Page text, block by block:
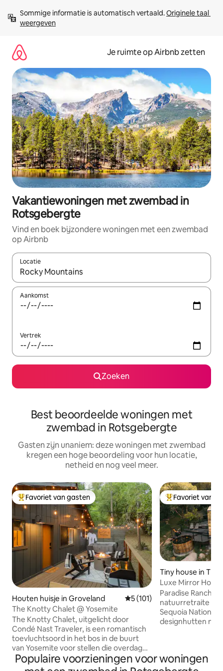
direct
naar
Sommige informatie is automatisch vertaald. Originele taal
weergeven
Je ruimte op Airbnb zetten
Vakantiewoningen met zwembad in
Rotsgebergte
Vind en boek bijzondere woningen met een zwembad
op Airbnb
Locatie
Wanneer er suggesties beschikbaar zijn, maak je een keuze
Aankomst
Vertrek
Zoeken
Best beoordeelde woningen met
zwembad in Rotsgebergte
Gasten zijn unaniem: deze woningen met zwembad
kregen een hoge beoordeling voor hun locatie,
netheid en nog veel meer.
Topfavoriet van gasten
Favoriet van gasten
Houten huisje in Groveland Gemiddelde beoordeling
5 (101)
The Knotty Chalet @ Yosemite
The Knotty Chalet, uitgelicht door
Condé Nast Traveler, is een romantisch
toevluchtsoord in het bos in de buurt
van Yosemite voor stellen die overdag
op avontuur willen en 's avonds willen
ontspannen. Wandel over de iconische
Topfavoriet van
Favoriet van
Tiny house in
Luxe Mirror
Bubbelbad
Paradise Ranch
natuurretraite op
Sequoia National
designhutten
Geniet van
buiten koken met
Populaire voorzieningen voor woningen